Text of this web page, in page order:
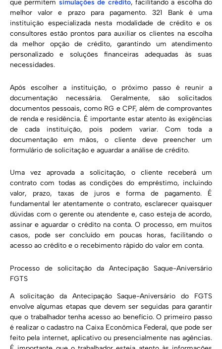
que permitem simulações de crédito, facilitando a escolha do
melhor valor e prazo para pagamento. 321 Bank é uma
instituição especializada nesta modalidade de crédito e os
consultores estão prontos para auxiliar os clientes na escolha
da melhor opção de crédito, garantindo um atendimento
personalizado e soluções financeiras adequadas às suas
necessidades.
Após escolher a instituição, o próximo passo é reunir a
documentação necessária. Geralmente, são solicitados
documentos pessoais, como RG e CPF, além de comprovantes
de renda e residência. É importante estar atento às exigências
de cada instituição, pois podem variar. Com toda a
documentação em mãos, o cliente deve preencher um
formulário de solicitação e aguardar a análise de crédito.
Uma vez aprovada a solicitação, o cliente receberá um
contrato com todas as condições do empréstimo, incluindo
valor, prazo, taxas de juros e forma de pagamento. É
fundamental ler atentamente o contrato, esclarecer quaisquer
dúvidas com o gerente ou atendente e, caso esteja de acordo,
assinar e aguardar o crédito na conta. O processo, em muitos
casos, pode ser concluído em poucas horas, facilitando o
acesso ao crédito e o recebimento rápido do valor em conta.
Processo de solicitação da Antecipação Saque-Aniversário
FGTS
A solicitação da Antecipação Saque-Aniversário do FGTS
envolve algumas etapas que devem ser seguidas para garantir
que o trabalhador tenha acesso ao benefício. O primeiro passo
é realizar o cadastro na Caixa Econômica Federal, que pode ser
feito pela internet, aplicativo ou presencialmente nas agências.